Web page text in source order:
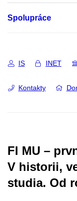
Spolupráce
IS INET
Kontakty
FI MU –
V historii,
studia. Od